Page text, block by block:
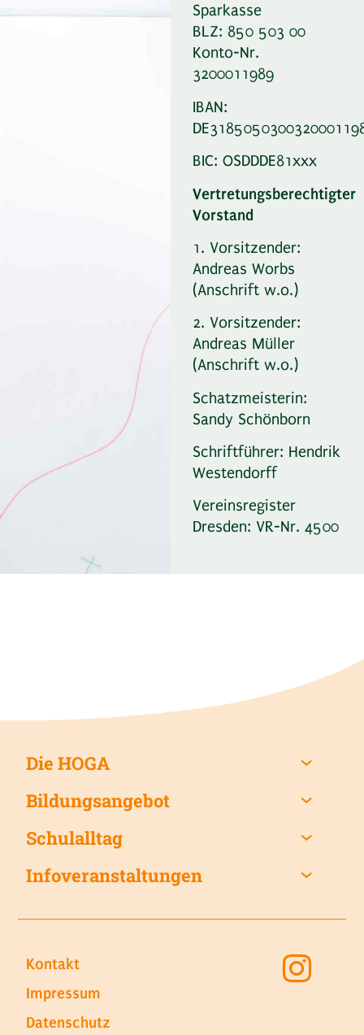
Sparkasse
BLZ: 850 503 00
Konto-Nr.
3200011989
IBAN:
BIC: OSDDDE81xxx
Vertretungsberechtigter
Vorstand
1. Vorsitzender:
Andreas Worbs
(Anschrift w.o.)
2. Vorsitzender:
Andreas Müller
(Anschrift w.o.)
Schatzmeisterin:
Sandy Schönborn
Schriftführer: Hendrik
Westendorff
Vereinsregister
Dresden: VR-Nr. 4500
Die HOGA
Bildungsangebot
Schulalltag
Infoveranstaltungen
Kontakt
Impressum
Datenschutz